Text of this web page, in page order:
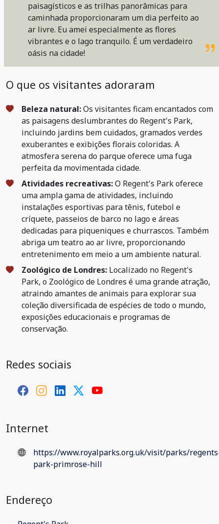
paisagísticos e as trilhas panorâmicas para
caminhada proporcionaram um dia perfeito ao
ar livre. Eu amei especialmente as flores
vibrantes e o lago tranquilo. É um verdadeiro
oásis na cidade!
O que os visitantes adoraram
Beleza natural:Os visitantes ficam encantados com
as paisagens deslumbrantes do Regent's Park,
incluindo jardins bem cuidados, gramados verdes
exuberantes e exibições florais coloridas. A
atmosfera serena do parque oferece uma fuga
perfeita da movimentada cidade.
Atividades recreativas:O Regent's Park oferece
uma ampla gama de atividades, incluindo
instalações esportivas para tênis, futebol e
críquete, passeios de barco no lago e áreas
dedicadas para piqueniques e churrascos. Também
abriga um teatro ao ar livre, proporcionando
entretenimento em meio a um ambiente natural.
Zoológico de Londres: Localizado no Regent's
Park, o Zoológico de Londres é uma grande atração,
atraindo amantes de animais para explorar sua
coleção diversificada de espécies de todo o mundo,
exposições educacionais e programas de
conservação.
Redes sociais
Internet
https://www.royalparks.org.uk/visit/parks/
park-primrose-hill
Endereço